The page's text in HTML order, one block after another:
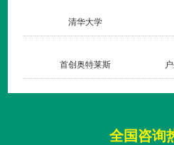
清华大学
首创奥特莱斯
全国咨询